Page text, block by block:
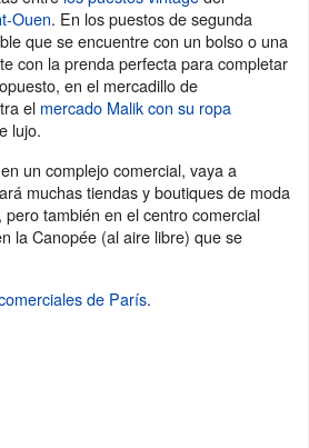
Ouen. En los puestos de segunda
que se encuentre con un bolso o una
con la prenda perfecta para completar
en el mercadillo de
el mercado Malik con su ropa
lujo.
un complejo comercial, vaya a
muchas tiendas y boutiques de moda
también en el centro comercial
la Canopée (al aire libre) que se
de París.